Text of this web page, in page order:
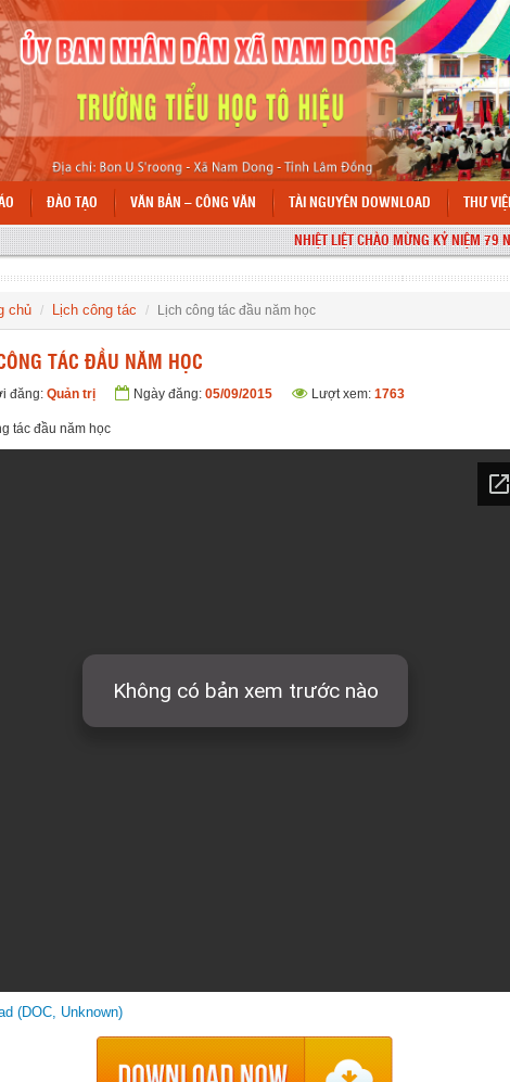
ĐÀO TẠO VĂN BẢN – CÔNG VĂN TÀI NGUYÊN DOWNLOAD THƯ
NHIỆT LIỆT CHÀO MỪNG KỶ NIỆM 79 NĂM
chủ Lịch công tác Lịch công tác đầu năm học
TÁC ĐẦU NĂM HỌC
đăng: Quản trị Ngày đăng: 05/09/2015 Lượt xem: 1763
tác đầu năm học
(DOC, Unknown)